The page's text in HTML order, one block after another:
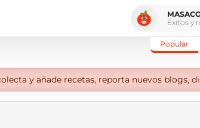
Éxitos y
Popular
y añade recetas, reporta nuevos blogs,